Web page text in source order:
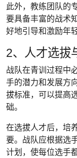
此外，教练团队的
要具备丰富的战术
好地引导和激励年
2、人才选拔
战队在青训过程中
手的潜力和发展方
拔标准，可以提高
础。
在选拔人才后，培
要。战队应根据选
计划，使每位选手